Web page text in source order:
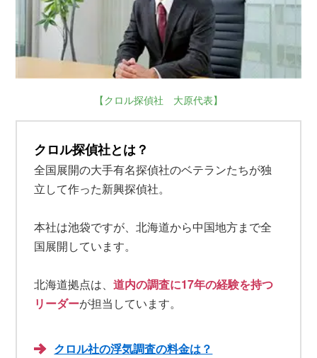
【クロル探偵社 大原代表】
クロル探偵社とは？
全国展開の大手有名探偵社のベテランたちが独
立して作った新興探偵社。
本社は池袋ですが、北海道から中国地方まで全
国展開しています。
北海道拠点は、道内の調査に17年の経験を持つ
リーダーが担当しています。
クロル社の浮気調査の料金は？